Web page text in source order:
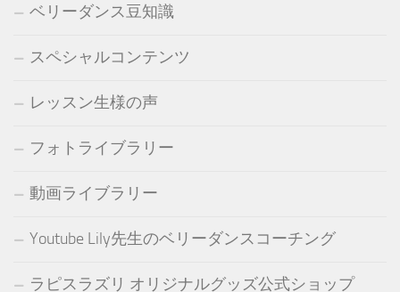
ベリーダンス豆知識
スペシャルコンテンツ
レッスン生様の声
フォトライブラリー
動画ライブラリー
Youtube Lily先生のベリーダンスコーチング
ラピスラズリ オリジナルグッズ公式ショップ